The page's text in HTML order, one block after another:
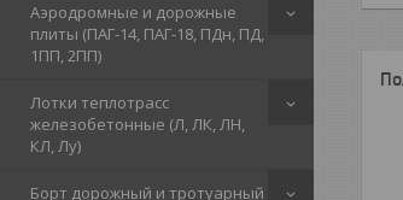
Аэродромные и дорожные
плиты (ПАГ-14, ПАГ-18, ПДн, ПД,
1ПП, 2ПП)
Лотки теплотрасс
железобетонные (Л, ЛК, ЛН,
КЛ, Лу)
Борт дорожный и тротуарный